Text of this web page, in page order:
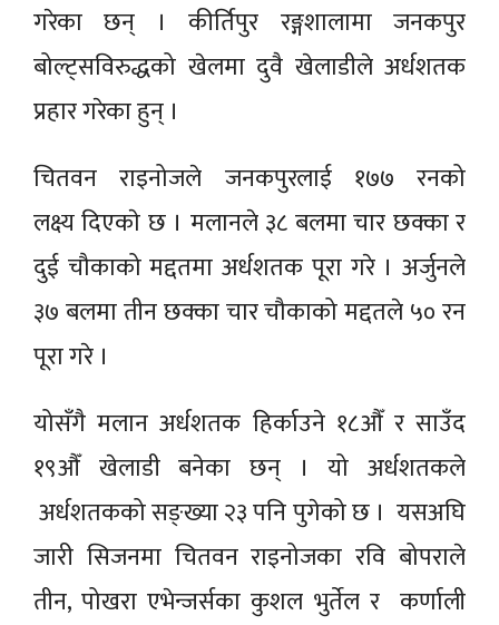
गरेका छन् । कीर्तिपुर रङ्गशालामा जनकपुर
बोल्ट्सविरुद्धको खेलमा दुवै खेलाडीले अर्धशतक
प्रहार गरेका हुन् ।
चितवन राइनोजले जनकपुरलाई १७७ रनको
लक्ष्य दिएकाे छ । मलानले ३८ बलमा चार छक्का र
दुई चौकाको मद्दतमा अर्धशतक पूरा गरे । अर्जुनले
३७ बलमा तीन छक्का चार चौकाको मद्दतले ५० रन
पूरा गरे ।
योसँगै मलान अर्धशतक हिर्काउने १८औँ र साउँद
१९औँ खेलाडी बनेका छन् । यो अर्धशतकले
अर्धशतकको सङ्ख्या २३ पनि पुगेको छ । यसअघि
जारी सिजनमा चितवन राइनोजका रवि बोपराले
तीन, पोखरा एभेन्जर्सका कुशल भुर्तेल र कर्णाली